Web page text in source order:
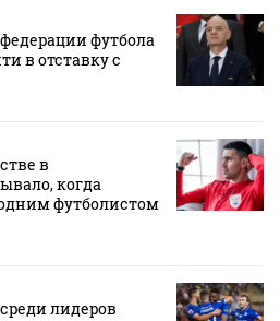
футбола
в отставку с
в
когда
футболистом
лидеров